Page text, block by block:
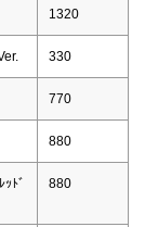
1320
330
770
880
ﾄﾞ
880